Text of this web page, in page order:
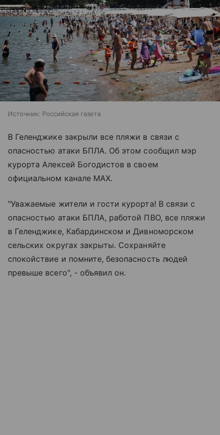
Источник: Российская газета
В Геленджике закрыли все пляжи в связи с
опасностью атаки БПЛА. Об этом сообщил мэр
курорта Алексей Богодистов в своем
официальном канале MAX.
"Уважаемые жители и гости курорта! В связи с
опасностью атаки БПЛА, работой ПВО, все пляжи
в Геленджике, Кабардинском и Дивноморском
сельских округах закрыты. Сохраняйте
спокойствие и помните, безопасность людей
превыше всего", - объявил он.